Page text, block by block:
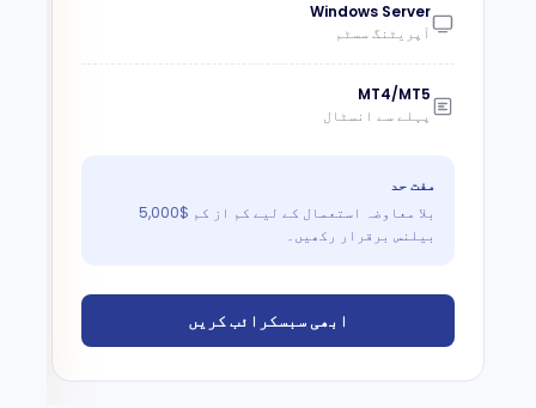
Windows Server
آپریٹنگ سسٹم
MT4/MT5
پہلے سے انسٹال
مفت حد
بلا معاوضہ استعمال کے لیے کم از کم $5,000
بیلنس برقرار رکھیں۔
ابھی سبسکرائب کریں